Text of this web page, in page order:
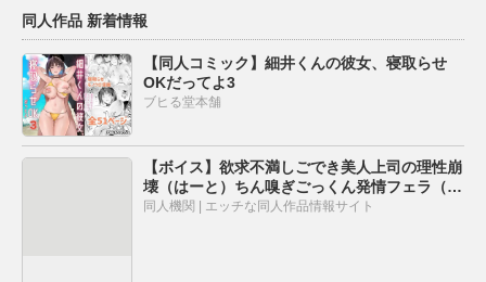
同人作品 新着情報
【同人コミック】細井くんの彼女、寝取らせ
OKだってよ3
ブヒる堂本舗
【ボイス】欲求不満しごでき美人上司の理性崩
壊（はーと）ちん嗅ぎごっくん発情フェラ（は
ーと）「おちんちん舐めたいなぁ…なんて…」
同人機関 | エッチな同人作品情報サイト